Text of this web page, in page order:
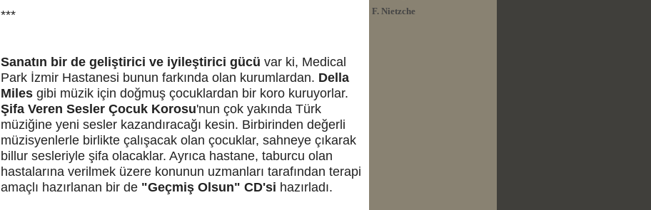
***
Sanatın bir de geliştirici ve iyileştirici gücü var ki, Medical
Park İzmir Hastanesi bunun farkında olan kurumlardan. Della
Miles gibi müzik için doğmuş çocuklardan bir koro kuruyorlar.
Şifa Veren Sesler Çocuk Korosu'nun çok yakında Türk
müziğine yeni sesler kazandıracağı kesin. Birbirinden değerli
müzisyenlerle birlikte çalışacak olan çocuklar, sahneye çıkarak
billur sesleriyle şifa olacaklar. Ayrıca hastane, taburcu olan
hastalarına verilmek üzere konunun uzmanları tarafından terapi
amaçlı hazırlanan bir de "Geçmiş Olsun" CD'si hazırladı.
F. Nietzche